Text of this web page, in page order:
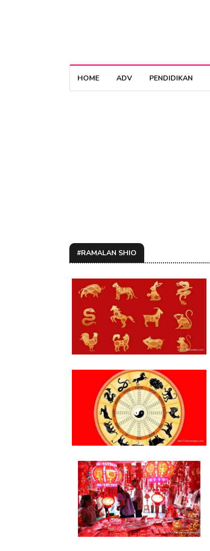
HOME ADV PENDIDIKAN
#RAMALAN SHIO